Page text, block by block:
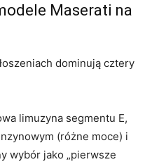
Maserati na
dominują cztery
limuzyna segmentu E,
(różne moce) i
wybór jako „pierwsze